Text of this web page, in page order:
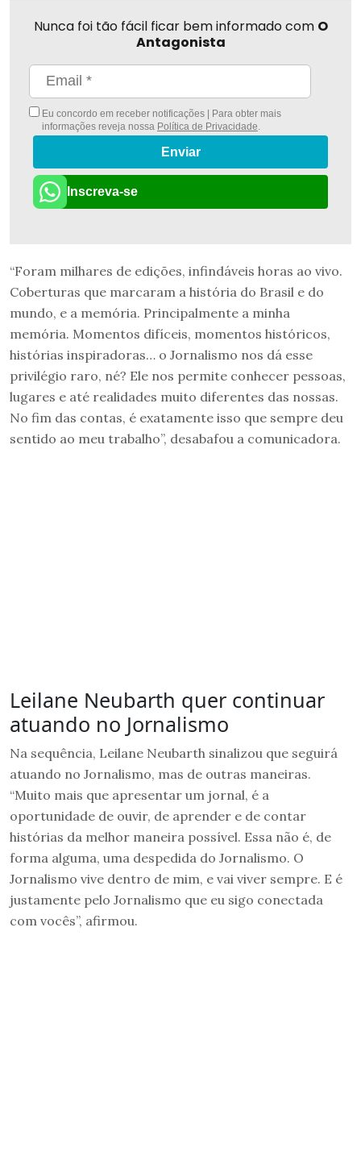
Nunca foi tão fácil ficar bem informado com O
Antagonista
Eu concordo em receber notificações | Para obter mais
informações reveja nossa Política de Privacidade
Enviar
Inscreva-se
“Foram milhares de edições, infindáveis horas ao vivo.
Coberturas que marcaram a história do Brasil e do
mundo, e a memória. Principalmente a minha
memória. Momentos difíceis, momentos históricos,
histórias inspiradoras… o Jornalismo nos dá esse
privilégio raro, né? Ele nos permite conhecer pessoas,
lugares e até realidades muito diferentes das nossas.
No fim das contas, é exatamente isso que sempre deu
sentido ao meu trabalho”, desabafou a comunicadora.
Leilane Neubarth quer continuar
atuando no Jornalismo
Na sequência, Leilane Neubarth sinalizou que seguirá
atuando no Jornalismo, mas de outras maneiras.
“Muito mais que apresentar um jornal, é a
oportunidade de ouvir, de aprender e de contar
histórias da melhor maneira possível. Essa não é, de
forma alguma, uma despedida do Jornalismo. O
Jornalismo vive dentro de mim, e vai viver sempre. E é
justamente pelo Jornalismo que eu sigo conectada
com vocês”, afirmou.